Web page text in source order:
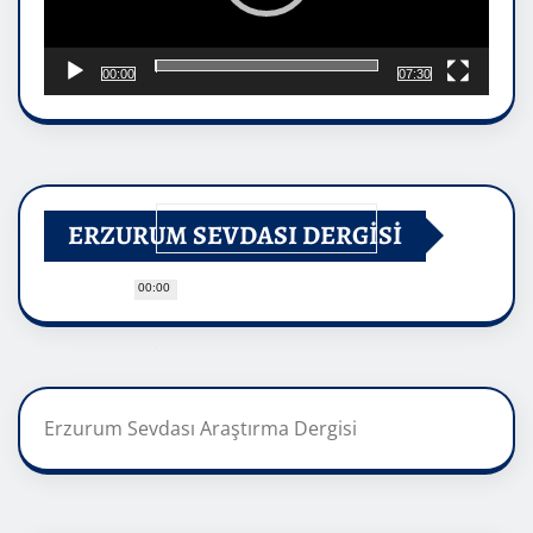
00:00
00:00
07:30
ERZURUM SEVDASI DERGİSİ
Erzurum Sevdası Araştırma Dergisi